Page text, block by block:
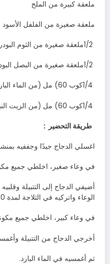
ملعقة‭ ‬كبيرة‭ ‬من‭ ‬الملح
ملعقة‭ ‬صغيرة‭ ‬من‭ ‬الفلفل‭ ‬الأسود
1/2‭ ‬ملعقة‭ ‬صغيرة‭ ‬من‭ ‬الثوم‭ ‬البودرة
1/2‭ ‬ملعقة‭ ‬صغيرة‭ ‬من‭ ‬البصل‭ ‬البودرة
1/4‭ ‬كوب‭ (‬60‭ ‬مل‭) ‬من‭ ‬الماء‭ ‬البارد
1/4‭ ‬كوب‭ (‬60‭ ‬مل‭) ‬من‭ ‬الزيت‭ ‬النباتي‭..‬
‬طريقة‭ ‬التحضير‭ :
اغسلي‭ ‬الدجاج‭ ‬جيدًا‭ ‬وجففيه‭ ‬بمنشفة‭ ‬ورقية‭.‬
في‭ ‬وعاء‭ ‬صغير،‭ ‬اخلطي‭ ‬جميع‭ ‬مكونات‭ ‬التتبيلة‭.‬
‬الوعاء‭ ‬واتركيه‭ ‬في‭ ‬الثلاجة‭ ‬لمدة‭ ‬30‭ ‬دقيقة‭ ‬على‭ ‬الأقل‭ ‬أو‭ ‬طوال‭ ‬الليل‭.‬
في‭ ‬وعاء‭ ‬كبير،‭ ‬اخلطي‭ ‬جميع‭ ‬مكونات‭ ‬الطبقة‭ ‬الخارجية‭.‬
أخرجي‭ ‬الدجاج‭ ‬من‭ ‬التتبيلة‭ ‬وأغمسيه‭ ‬في‭ ‬الدقيق‭.‬
ثم‭ ‬أغمسيه‭ ‬في‭ ‬الماء‭ ‬البارد‭.‬